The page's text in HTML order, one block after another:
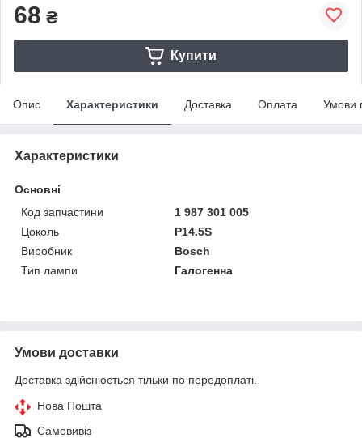
68 ₴
Купити
Опис Характеристики Доставка Оплата Умови
Характеристики
Основні
Код запчастини
1 987 301 005
Цоколь
P14.5S
Виробник
Bosch
Тип лампи
Галогенна
Умови доставки
Доставка здійснюється тільки по передоплаті.
Нова Пошта
Самовивіз